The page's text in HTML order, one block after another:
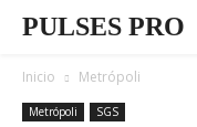
PULSES PRO
Inicio Metrópoli
Metrópoli SGS